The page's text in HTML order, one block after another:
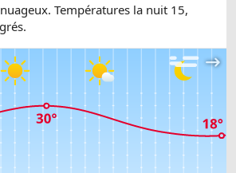
Températures la nuit 15,